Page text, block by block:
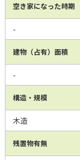
空き家になった時期
-
建物（占有）面積
-
構造・規模
木造
残置物有無